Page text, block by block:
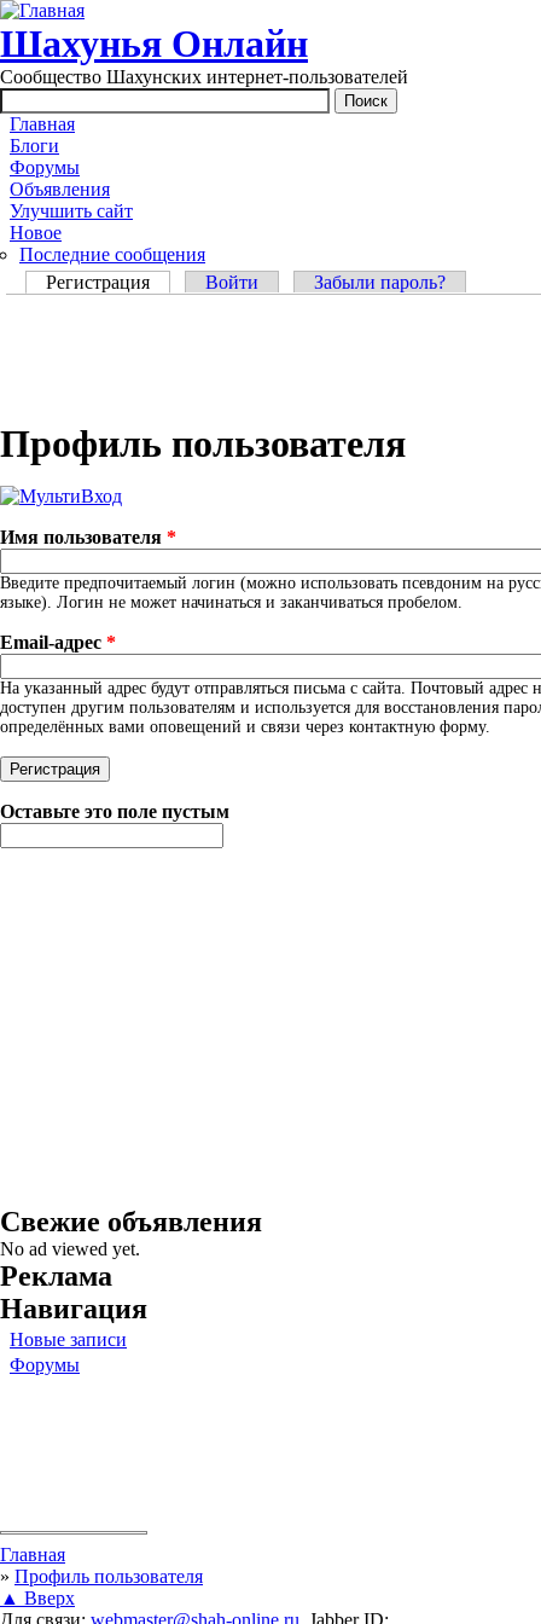
Перейти к основному содержанию
Шахунья Онлайн
Сообщество Шахунских интернет-пользователей
Main menu
Главная
Блоги
Форумы
Объявления
Улучшить сайт
Новое
Последние сообщения
Главные вкладки
Регистрация (активная вкладка)
Войти Забыли пароль?
Профиль пользователя
Имя пользователя *
Введите предпочитаемый логин (можно использовать псевдоним на
языке). Логин не может начинаться и заканчиваться пробелом.
Email-адрес *
На указанный адрес будут отправляться письма с сайта. Почтовый адрес
доступен другим пользователям и используется для восстановления
определённых вами оповещений и связи через контактную форму.
Оставьте это поле пустым
Свежие объявления
No ad viewed yet.
Реклама
Навигация
Новые записи
Форумы
Вы здесь
Главная
» Профиль пользователя
▲ Вверх